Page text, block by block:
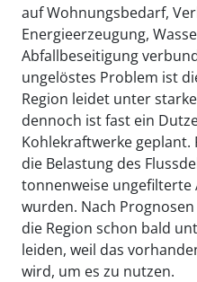
auf Wohnungsbedarf,
Energieerzeugung,
Abfallbeseitigung
ungelöstes Problem ist
Region leidet unter
dennoch ist fast ein
Kohlekraftwerke
die Belastung des
tonnenweise ungefilterte
wurden. Nach
die Region schon bald
leiden, weil das
wird, um es zu nutzen.